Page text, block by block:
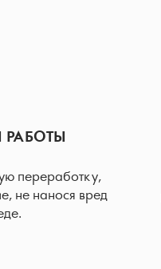
переработку,
не нанося вред